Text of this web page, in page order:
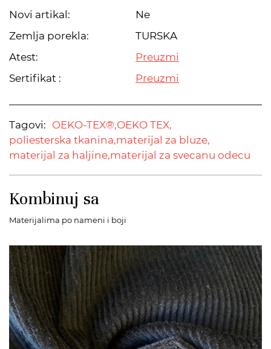
Novi artikal:
Ne
Zemlja porekla:
TURSKA
Atest:
Preuzmi
Sertifikat :
Preuzmi
Tagovi: OEKO-TEX®,OEKO TEX,
poliesterska tkanina,materijal za bluze,
materijal za haljine,materijal za svecanu odecu
Kombinuj sa
Materijalima po nameni i boji